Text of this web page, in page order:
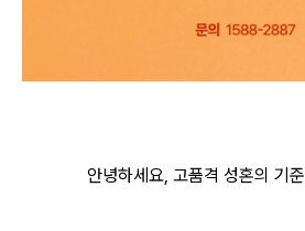
안녕하세요, 고품격 성혼의 기준